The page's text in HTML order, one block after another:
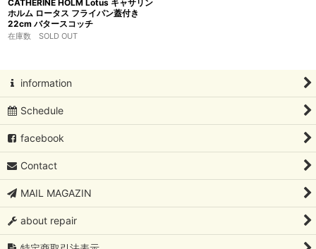
CATHERINE HOLM Lotus キャサリン
ホルム ロータス フライパン蓋付き
22cm バタースコッチ
在庫数 SOLD OUT
information
Schedule
facebook
Contact
MAIL MAGAZIN
about repair